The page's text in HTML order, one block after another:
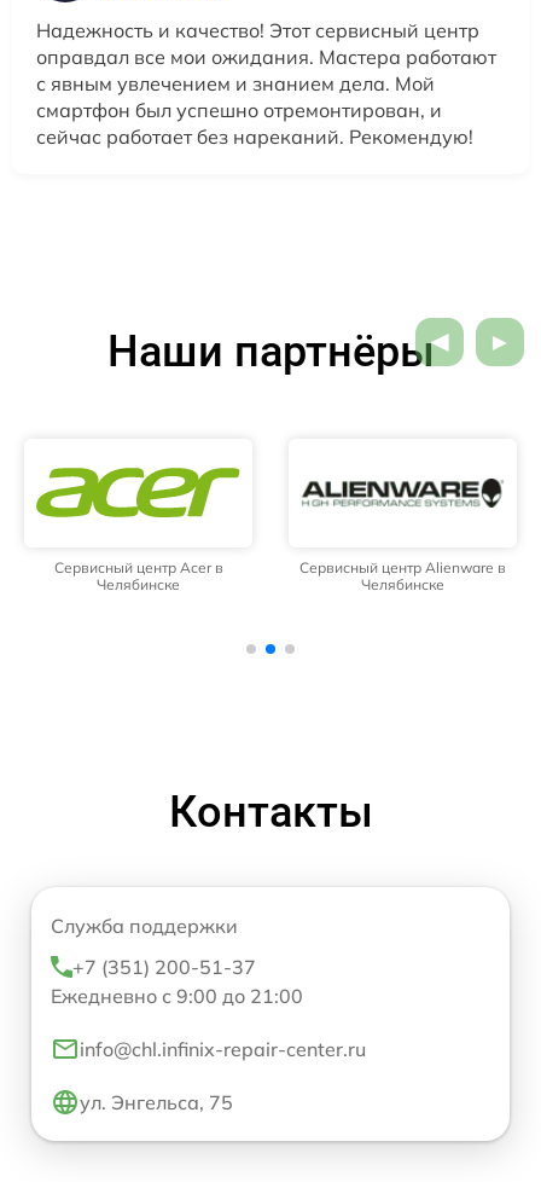
Надежность и качество! Этот сервисный центр
оправдал все мои ожидания. Мастера работают
с явным увлечением и знанием дела. Мой
смартфон был успешно отремонтирован, и
сейчас работает без нареканий. Рекомендую!
Наши партнёры
Сервисный центр Acer в
Челябинске
Сервисный центр Alienware в
Челябинске
Контакты
Служба поддержки
+7 (351) 200-51-37
Ежедневно с 9:00 до 21:00
info@chl.infinix-repair-center.ru
ул. Энгельса, 75